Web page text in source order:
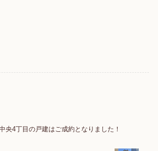
央4丁目の戸建はご成約となりました！